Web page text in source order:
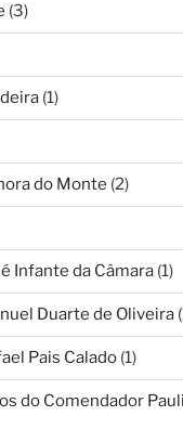
(3)
(1)
do Monte (2)
Infante da Câmara (1)
Duarte de Oliveira
Pais Calado (1)
do Comendador